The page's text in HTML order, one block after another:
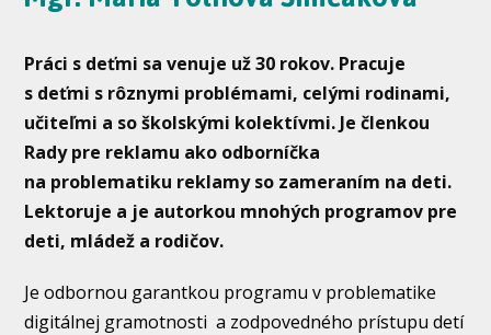
Práci s deťmi sa venuje už 30 rokov. Pracuje
s deťmi s rôznymi problémami, celými rodinami,
učiteľmi a so školskými kolektívmi. Je členkou
Rady pre reklamu ako odborníčka
na problematiku reklamy so zameraním na deti.
Lektoruje a je autorkou mnohých programov pre
deti, mládež a rodičov.
Je odbornou garantkou programu v problematike
digitálnej gramotnosti a zodpovedného prístupu detí